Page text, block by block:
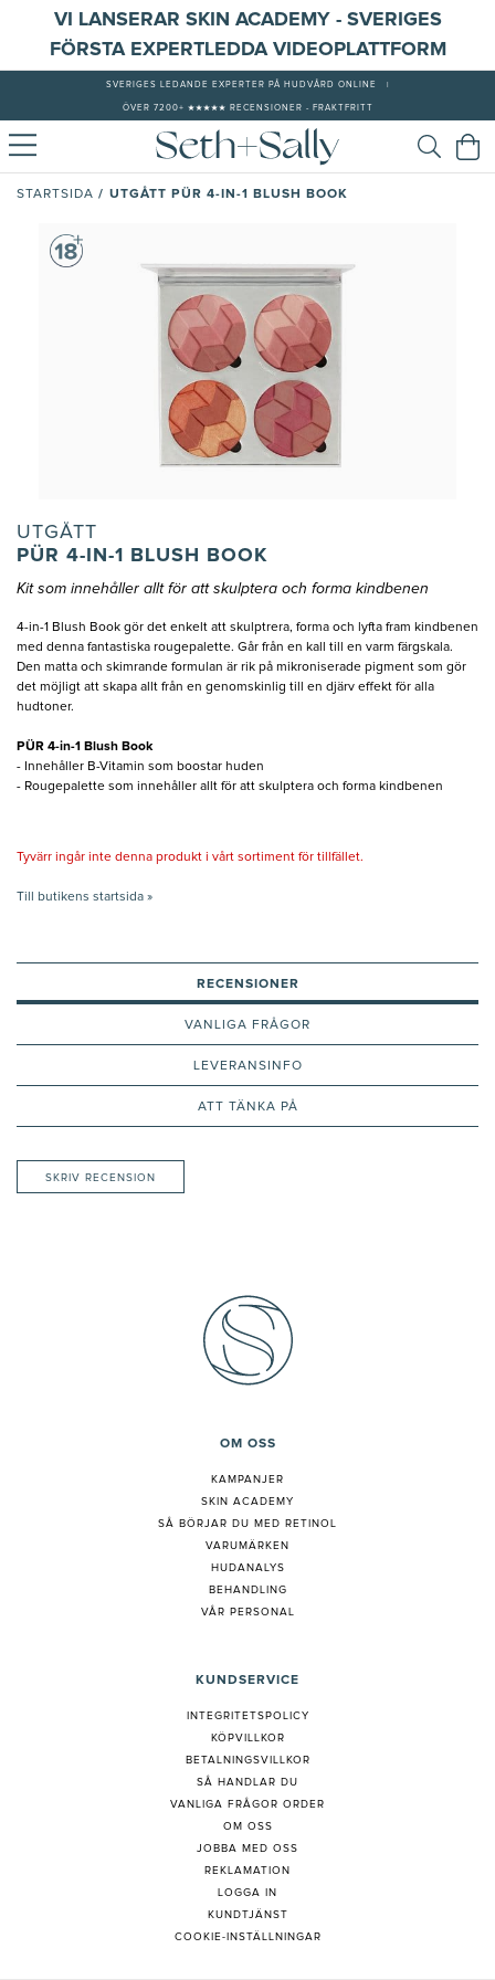
VI LANSERAR SKIN ACADEMY - SVERIGES
FÖRSTA EXPERTLEDDA VIDEOPLATTFORM
SVERIGES LEDANDE EXPERTER PÅ HUDVÅRD ONLINE
ÖVER 7200+ ★★★★★ RECENSIONER - FRAKTFRITT
STARTSIDA / UTGÅTT PÜR 4-IN-1 BLUSH BOOK
UTGÅTT
PÜR 4-IN-1 BLUSH BOOK
Kit som innehåller allt för att skulptera och forma kindbenen
4-in-1 Blush Book gör det enkelt att skulptrera, forma och lyfta fram kindbenen
med denna fantastiska rougepalette. Går från en kall till en varm färgskala.
Den matta och skimrande formulan är rik på mikroniserade pigment som gör
det möjligt att skapa allt från en genomskinlig till en djärv effekt för alla
hudtoner.
PÜR 4-in-1 Blush Book
- Innehåller B-Vitamin som boostar huden
- Rougepalette som innehåller allt för att skulptera och forma kindbenen
Tyvärr ingår inte denna produkt i vårt sortiment för tillfället.
Till butikens startsida »
RECENSIONER
VANLIGA FRÅGOR
LEVERANSINFO
ATT TÄNKA PÅ
SKRIV RECENSION
OM OSS
KAMPANJER
SKIN ACADEMY
SÅ BÖRJAR DU MED RETINOL
VARUMÄRKEN
HUDANALYS
BEHANDLING
VÅR PERSONAL
KUNDSERVICE
INTEGRITETSPOLICY
KÖPVILLKOR
BETALNINGSVILLKOR
SÅ HANDLAR DU
VANLIGA FRÅGOR ORDER
OM OSS
JOBBA MED OSS
REKLAMATION
LOGGA IN
KUNDTJÄNST
COOKIE-INSTÄLLNINGAR